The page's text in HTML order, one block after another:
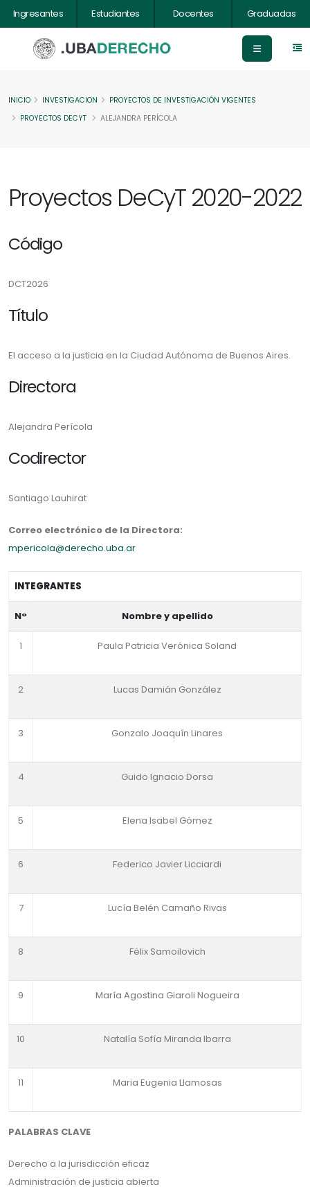
Ingresantes Estudiantes Docentes Graduadas
INICIO INVESTIGACION
PROYECTOS DE INVESTIGACIÓN VIGENTES
PROYECTOS DECYT
ALEJANDRA PERÍCOLA
Proyectos DeCyT 2020-2022
Código
DCT2026
Título
El acceso a la justicia en la Ciudad Autónoma de Buenos Aires.
Directora
Alejandra Perícola
Codirector
Santiago Lauhirat
Correo electrónico de la Directora:
mpericola@derecho.uba.ar
INTEGRANTES
N° Nombre y apellido
1 Paula Patricia Verónica Soland
2 Lucas Damián González
3 Gonzalo Joaquín Linares
4 Guido Ignacio Dorsa
5 Elena Isabel Gómez
6 Federico Javier Licciardi
7 Lucía Belén Camaño Rivas
8 Félix Samoilovich
9 María Agostina Giaroli Nogueira
10 Natalía Sofía Miranda Ibarra
11 Maria Eugenia Llamosas
PALABRAS CLAVE
Derecho a la jurisdicción eficaz
Administración de justicia abierta